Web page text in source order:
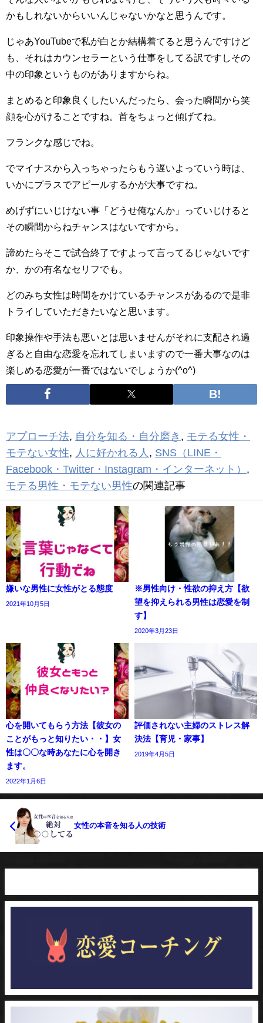
かもしれないからいいんじゃないかなと思うんです。
じゃあYouTubeで私が白とか結構着てると思うんですけど
も、それはカウンセラーという仕事をしてる訳ですしその
中の印象というものがありますからね。
まとめると印象良くしたいんだったら、会った瞬間から笑
顔を心がけることですね。首をちょっと傾げてね。
フランクな感じでね。
でマイナスから入っちゃったらもう遅いよっていう時は、
いかにプラスでアピールするかが大事ですね。
めげずにいじけない事「どうせ俺なんか」っていじけると
その瞬間からねチャンスはないですから。
諦めたらそこで試合終了ですよって言ってるじゃないです
か、かの有名なセリフでも。
どのみち女性は時間をかけているチャンスがあるので是非
トライしていただきたいなと思います。
印象操作や手法も悪いとは思いませんがそれに支配され過
ぎると自由な恋愛を忘れてしまいますので一番大事なのは
楽しめる恋愛が一番ではないでしょうか(^o^)
アプローチ法 自分を知る・自分磨き
モテる女性・
モテない女性
人に好かれる人
SNS（LINE・
Facebook・Twitter・Instagram・インターネット）
モテる男性・モテない男性の関連記事
嫌いな男性に女性がとる態度
2021年10月5日
※男性向け・性欲の抑え方【欲
望を抑えられる男性は恋愛を制
す】
2020年3月23日
心を開いてもらう方法【彼女の
ことがもっと知りたい・・】女
性は〇〇な時あなたに心を開き
ます。
2022年1月6日
評価されない主婦のストレス解
決法【育児・家事】
2019年4月5日
女性の本音を知る人の技術